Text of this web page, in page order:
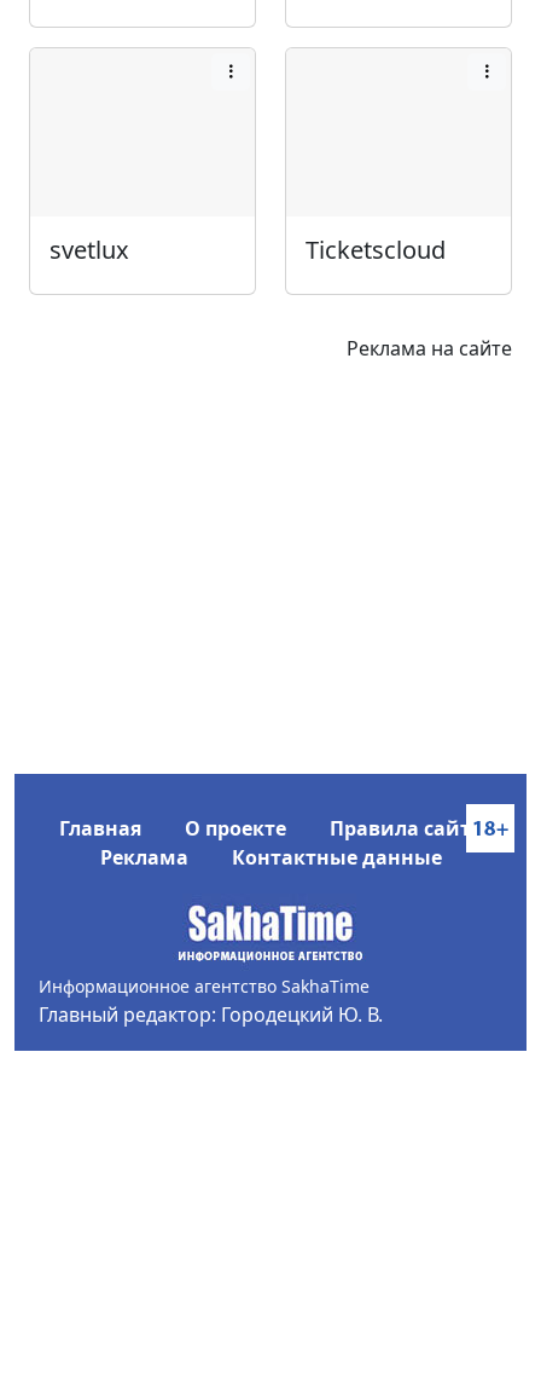
svetlux Ticketscloud
Реклама на сайте
Главная О проекте
Правила сайта
Реклама
Контактные данные
Информационное агентство SakhaTime
Главный редактор: Городецкий Ю. В.